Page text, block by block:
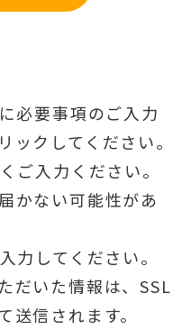
必要事項のご入力
ックしてください。
ご入力ください。
かない可能性があ
力してください。
だいた情報は、SSL
送信されます。